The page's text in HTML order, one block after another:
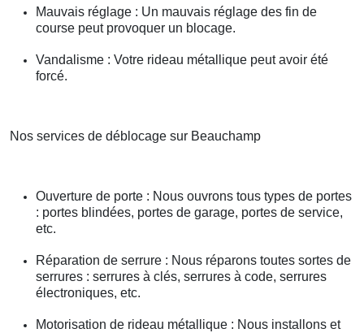
Mauvais réglage : Un mauvais réglage des fin de
course peut provoquer un blocage.
Vandalisme : Votre rideau métallique peut avoir été
forcé.
Nos services de déblocage sur Beauchamp
Ouverture de porte : Nous ouvrons tous types de portes
: portes blindées, portes de garage, portes de service,
etc.
Réparation de serrure : Nous réparons toutes sortes de
serrures : serrures à clés, serrures à code, serrures
électroniques, etc.
Motorisation de rideau métallique : Nous installons et